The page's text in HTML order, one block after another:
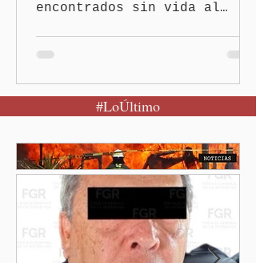
encontrados sin vida al
es investigado por la
Fiscalía General del Estado
causas del fallecimiento.
#LoÚltimo